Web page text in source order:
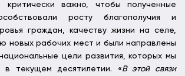
важно, чтобы полученные
росту благополучия и
граждан, качеству жизни на селе,
новых рабочих мест и были направлены
цели развития, которых мы
в текущем десятилетии. «В этой связи